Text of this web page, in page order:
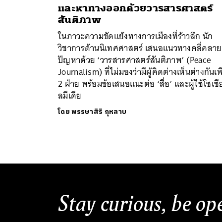
และหาทางออกด้วยวารสารศาสตร์
สันติภาพ
ในภาวะความขัดแย้งทางการเมืองที่ร้าวลึก นัก
วิชาการด้านนิเทศศาสตร์ เสนอแนวทางคลี่คลาย
ปัญหาด้วย ‘วารสารศาสตร์สันติภาพ’ (Peace
Journalism) ที่ไม่มองว่ามีผู้คิดต่างเห็นต่างกันเ
2 ฝ่าย พร้อมข้อเสนอแนะต่อ ‘สื่อ’ และผู้ใช้โซเชี
ลมีเดีย
โดยพรรษาสิริ กุหลาบ
Stay curious, be